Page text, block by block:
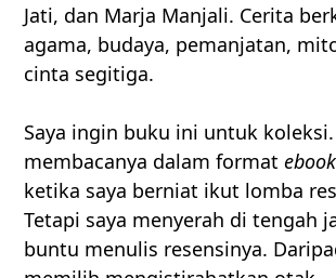
Jati, dan Marja Manjali. Cerita
agama, budaya, pemanjatan,
cinta segitiga.
Saya ingin buku ini untuk
membacanya dalam formatebook
ketika saya berniat ikut lomba
Tetapi saya menyerah di tengah
buntu menulis resensinya.